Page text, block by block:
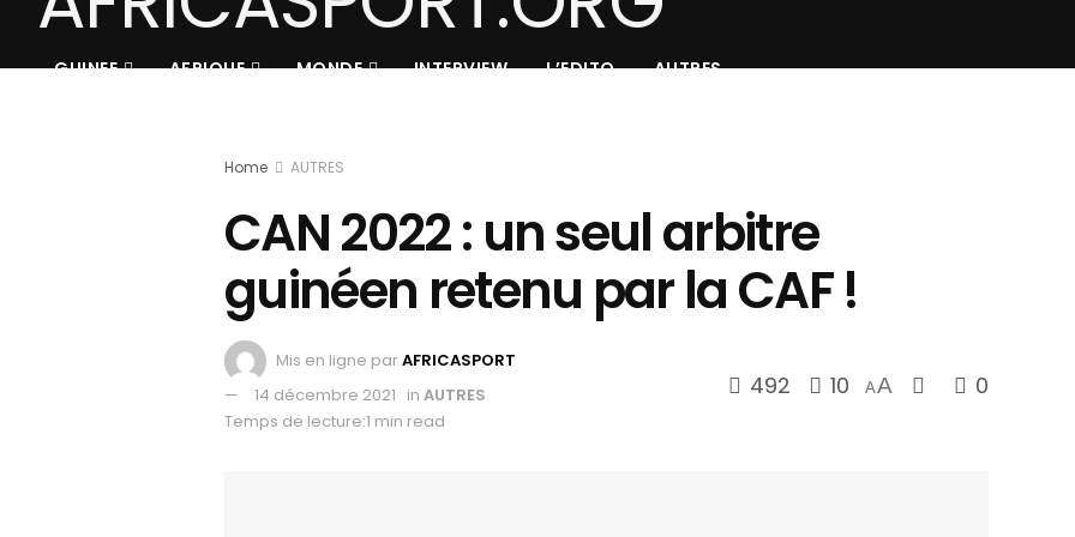
GUINEE AFRIQUE MONDE INTERVIEW L’EDITO AUTRES
Home AUTRES
CAN 2022 : un seul arbitre
guinéen retenu par la CAF !
Mis en ligne parAFRICASPORT
14 décembre 2021 in AUTRES
Temps de lecture:1 min read
492 10 AA 0